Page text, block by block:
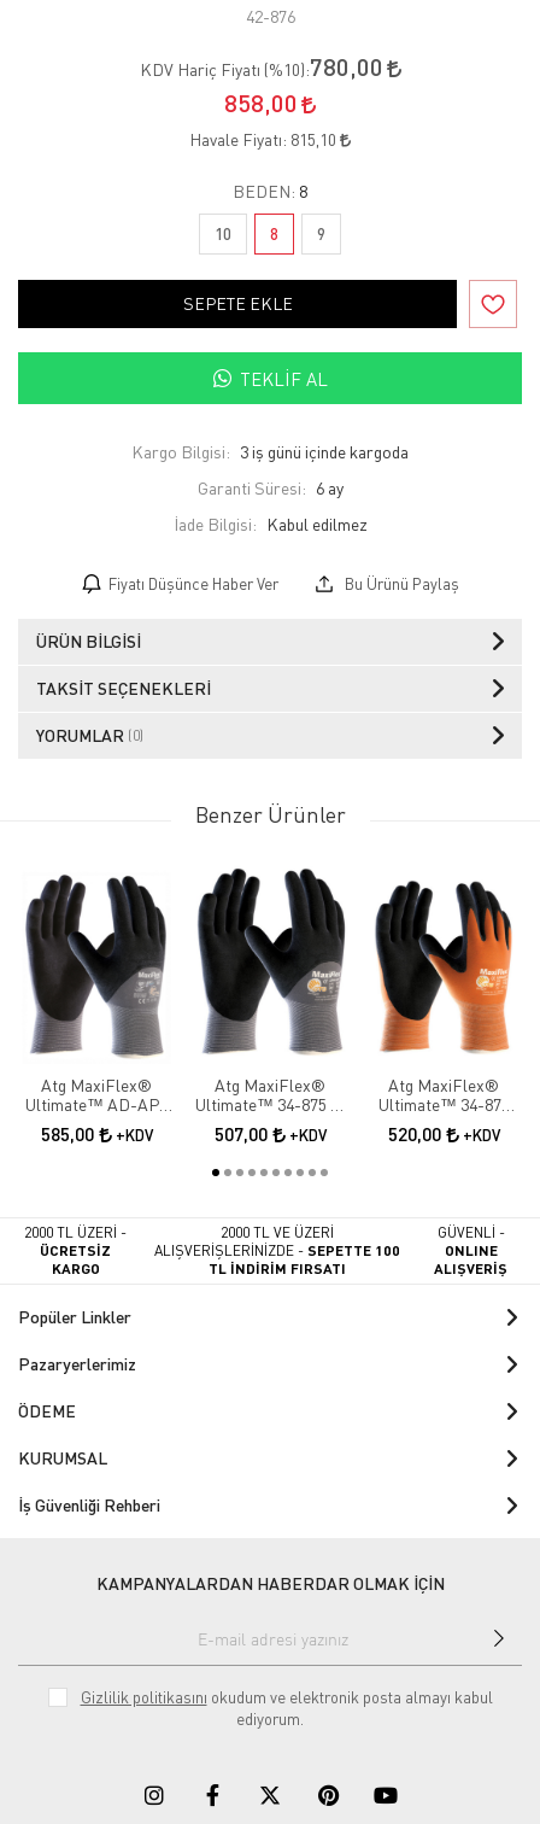
42-876
KDV Hariç Fiyatı (%10):780,00
858,00
Havale Fiyatı: 815,10
BEDEN: 8
10 8 9
SEPETE EKLE
TEKLIF AL
Kargo Bilgisi: 3 iş günü içinde kargoda
Garanti Süresi: 6 ay
İade Bilgisi:
Fiyatı Düşünce Haber Ver Bu Ürünü Paylaş
ÜRÜN BILGISI
TAKSIT SEÇENEKLERI
YORUMLAR (0)
Benzer Ürünler
Atg MaxiFlex®
Ultimate™ AD-APT
42-875 ¾ Dipped İş
Eldiveni
585,00 +KDV
Atg MaxiFlex®
Ultimate™ 34-875 ¾
Dipped İş Eldiveni
507,00 +KDV
Atg MaxiFlex®
Ultimate™ 34-878
Palm İş Eldiveni
520,00 +KDV
2000 TL ÜZERİ -
ÜCRETSİZ
KARGO
2000 TL VE ÜZERİ
ALIŞVERİŞLERİNİZDE -SEPETTE 100
TL İNDİRİM FIRSATI
GÜVENLİ -
ONLINE
ALIŞVERİŞ
Popüler Linkler
Pazaryerlerimiz
ÖDEME
KURUMSAL
İş Güvenliği Rehberi
KAMPANYALARDAN HABERDAR OLMAK İÇİN
Gizlilik politikasını okudum ve elektronik posta almayı kabul
ediyorum.